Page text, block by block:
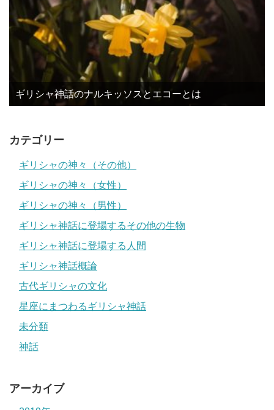
ギリシャ神話のナルキッソスとエコーとは
カテゴリー
ギリシャの神々（その他）
ギリシャの神々（女性）
ギリシャの神々（男性）
ギリシャ神話に登場するその他の生物
ギリシャ神話に登場する人間
ギリシャ神話概論
古代ギリシャの文化
星座にまつわるギリシャ神話
未分類
神話
アーカイブ